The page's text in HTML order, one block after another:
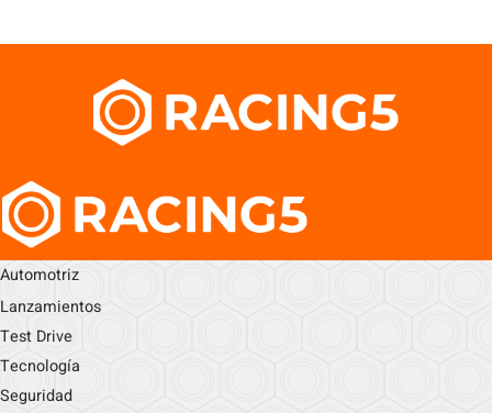
Automotriz
Lanzamientos
Test Drive
Tecnología
Seguridad